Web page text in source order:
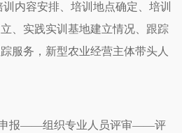
内容安排、培训地点确定、培训
、实践实训基地建立情况、跟踪
服务，新型农业经营主体带头人
申报——组织专业人员评审——评